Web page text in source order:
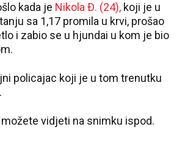
kada je Nikola Đ. (24), koji je u
sa 1,17 promila u krvi, prošao
i zabio se u hjundai u kom je bio
policajac koji je u tom trenutku
vidjeti na snimku ispod.